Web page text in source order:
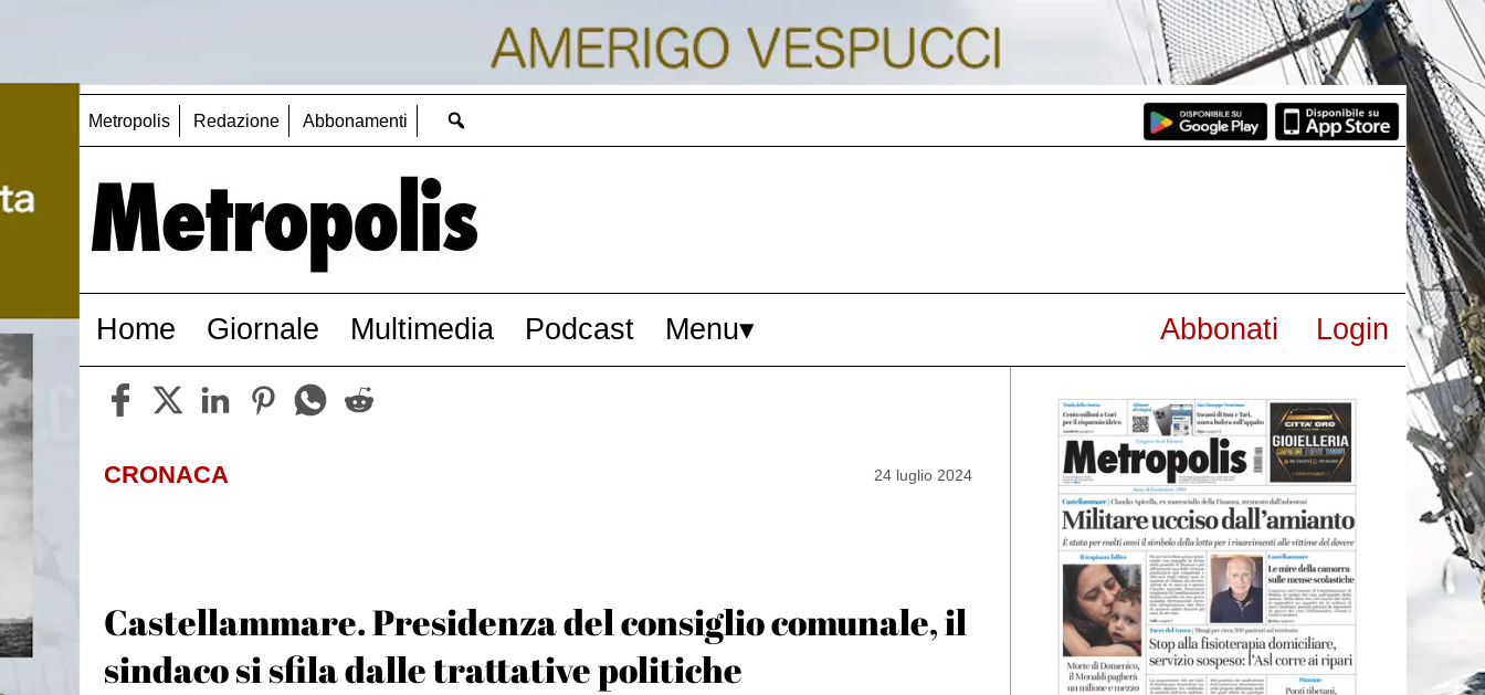
Metropolis Redazione Abbonamenti
Home Giornale Multimedia Podcast Menu Abbonati Login
CRONACA 24 luglio 2024
Castellammare. Presidenza del consiglio comunale, il
sindaco si sfila dalle trattative politiche